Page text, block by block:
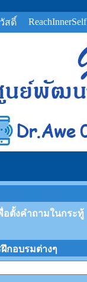
สดิ์ ReachInnerSelf
อตั้งคำถามในกระทู้
กอบรมต่างๆ